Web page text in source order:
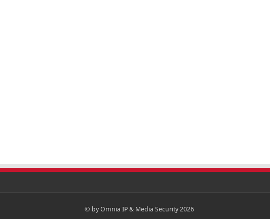
© by Omnia IP & Media Security 2026